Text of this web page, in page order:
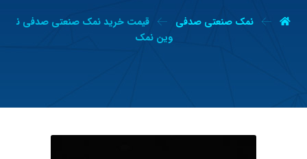
نمک صنعتی صدفی
قیمت خرید نمک صنعتی صدفی ن
وین نمک